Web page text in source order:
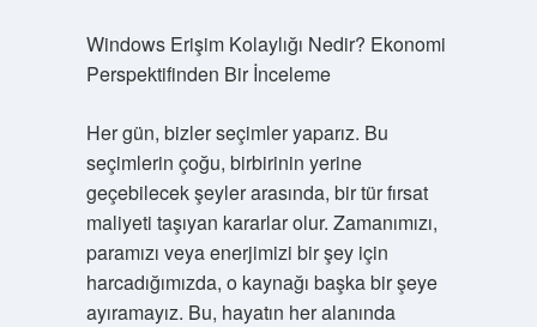
Windows Erişim Kolaylığı Nedir? Ekonomi
Perspektifinden Bir İnceleme
Her gün, bizler seçimler yaparız. Bu
seçimlerin çoğu, birbirinin yerine
geçebilecek şeyler arasında, bir tür fırsat
maliyeti taşıyan kararlar olur. Zamanımızı,
paramızı veya enerjimizi bir şey için
harcadığımızda, o kaynağı başka bir şeye
ayıramayız. Bu, hayatın her alanında